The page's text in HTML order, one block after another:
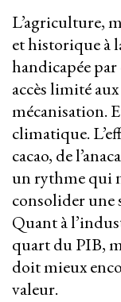
L’agriculture,
et historique à
handicapée
accès limité
mécanisation.
climatique.
cacao, de
un rythme qui
consolider une
Quant à
quart du PIB,
doit mieux
valeur.